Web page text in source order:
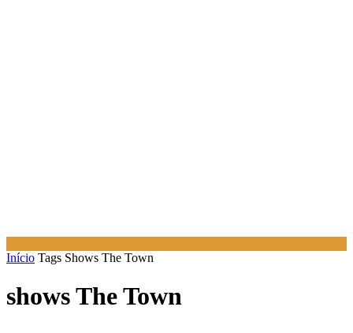
Início Tags Shows The Town
shows The Town